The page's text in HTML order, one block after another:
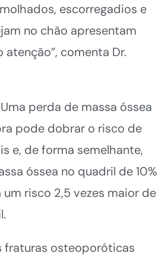
escorregadios e
no chão apresentam
atenção”, comenta Dr.
perda de massa óssea
pode dobrar o risco de
e, de forma semelhante,
óssea no quadril de 10%
risco 2,5 vezes maior de
fraturas osteoporóticas